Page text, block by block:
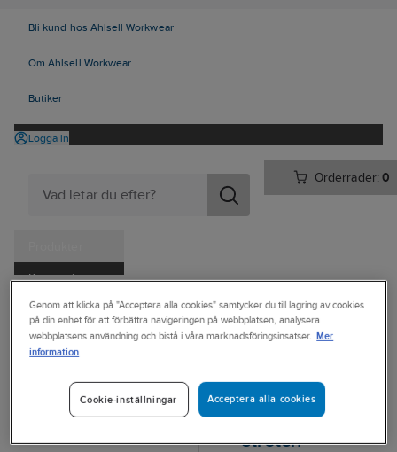
Bli kund hos Ahlsell Workwear
Om Ahlsell Workwear
Butiker
Logga in
Orderrader:0
Kampanjer
Tjänster
Kataloger
Ahlsell Produkter Personligt skydd Kläder
Dressat
Skjortor/Blusar
Skjorta Clique
027960
stretch
Genom att klicka på "Acceptera alla cookies" samtycker du till lagring av cookies
på din enhet för att förbättra navigeringen på webbplatsen, analysera
webbplatsens användning och bistå i våra marknadsföringsinsatser. Mer
information
Acceptera alla cookies
Cookie-inställningar